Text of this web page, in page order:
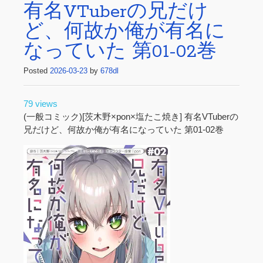
有名VTuberの兄だけ
ど、何故か俺が有名に
なっていた 第01-02巻
Posted 2026-03-23 by 678dl
79 views
(一般コミック)[茨木野×pon×塩たこ焼き] 有名VTuberの
兄だけど、何故か俺が有名になっていた 第01-02巻